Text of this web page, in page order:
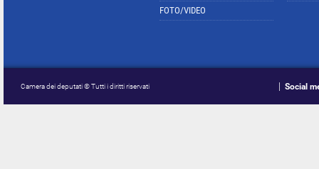
FOTO/VIDEO
Camera dei deputati © Tutti i diritti riservati Social